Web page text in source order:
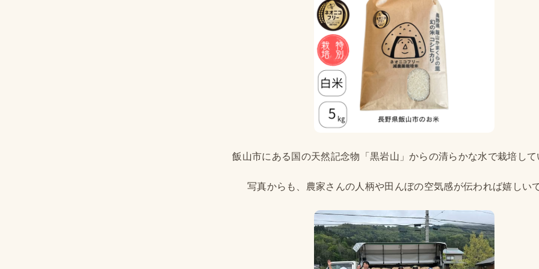
飯山市にある国の天然記念物「黒岩山」からの清らかな水で栽培して
写真からも、農家さんの人柄や田んぼの空気感が伝われば嬉しいで